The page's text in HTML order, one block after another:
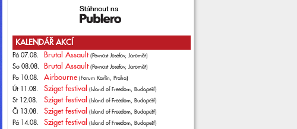
KALENDÁŘ AKCÍ
Pá 07.08. Brutal Assault (Pevnost Josefov, Jaroměř)
So 08.08. Brutal Assault (Pevnost Josefov, Jaroměř)
Po 10.08. Airbourne (Forum Karlín, Praha)
Út 11.08. Sziget festival (Island of Freedom, Budapešť)
St 12.08. Sziget festival (Island of Freedom, Budapešť)
Čt 13.08. Sziget festival (Island of Freedom, Budapešť)
Pá 14.08. Sziget festival (Island of Freedom, Budapešť)